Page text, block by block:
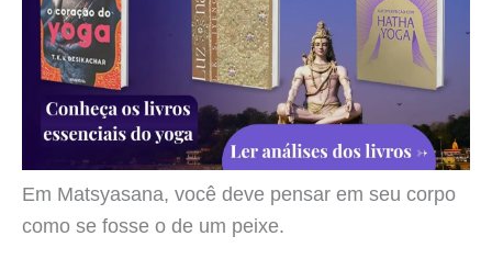
Em Matsyasana, você deve pensar em seu corpo
como se fosse o de um peixe.